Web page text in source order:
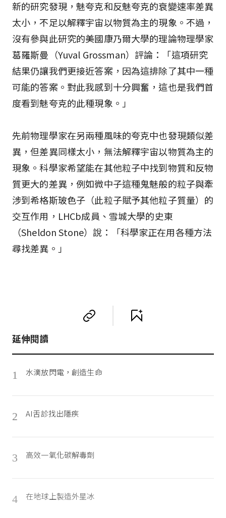
新的研究發現，魅夸克和反魅夸克的衰變速率差異
太小，不足以解釋宇宙以物質為主的現象。不過，
沒有參與此研究的美國康乃爾大學的理論物理學家
葛羅斯曼（Yuval Grossman）評論：「這項研究
結果仍讓我們更接近答案，因為這排除了其中一種
可能的答案。對此我感到十分興奮，這也是我們首
度看到魅夸克的此種現象。」
先前物理學家在另兩種風味的夸克中也發現類似差
異，但差異同樣太小，無法解釋宇宙以物質為主的
現象。科學家希望能在其他粒子中找到物質和反物
質更大的差異，例如微中子這種鬼魅般的粒子與牽
涉到希格斯玻色子（此粒子賦予其他粒子質量）的
交互作用，LHCb成員、雪城大學的史東
（Sheldon Stone）說：「科學家正在用各種方法
尋找差異。」
延伸閱讀
1 水滴放閃電，創造生命
2 AI舌診找出隱疾
3 高效一氧化碳解毒劑
4 在地球上製造外星冰